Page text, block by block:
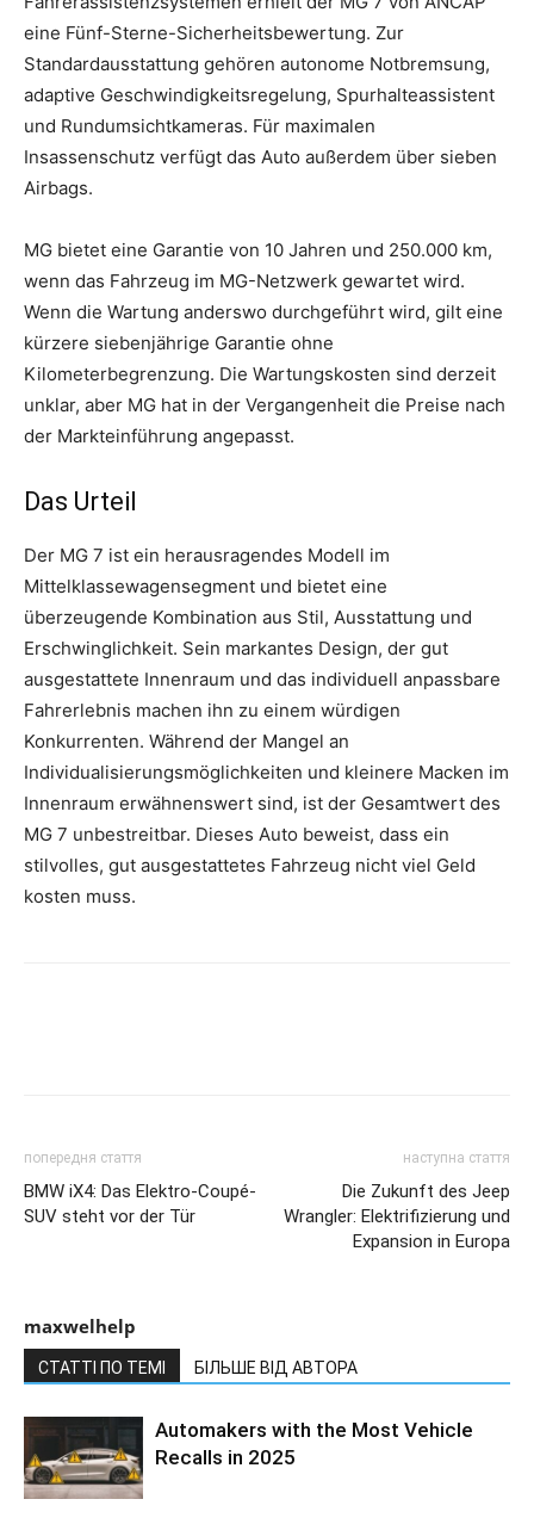
eine Fünf-Sterne-Sicherheitsbewertung. Zur
Standardausstattung gehören autonome Notbremsung,
adaptive Geschwindigkeitsregelung, Spurhalteassistent
und Rundumsichtkameras. Für maximalen
Insassenschutz verfügt das Auto außerdem über sieben
Airbags.
MG bietet eine Garantie von 10 Jahren und 250.000 km,
wenn das Fahrzeug im MG-Netzwerk gewartet wird.
Wenn die Wartung anderswo durchgeführt wird, gilt eine
kürzere siebenjährige Garantie ohne
Kilometerbegrenzung. Die Wartungskosten sind derzeit
unklar, aber MG hat in der Vergangenheit die Preise nach
der Markteinführung angepasst.
Das Urteil
Der MG 7 ist ein herausragendes Modell im
Mittelklassewagensegment und bietet eine
überzeugende Kombination aus Stil, Ausstattung und
Erschwinglichkeit. Sein markantes Design, der gut
ausgestattete Innenraum und das individuell anpassbare
Fahrerlebnis machen ihn zu einem würdigen
Konkurrenten. Während der Mangel an
Individualisierungsmöglichkeiten und kleinere Macken im
Innenraum erwähnenswert sind, ist der Gesamtwert des
MG 7 unbestreitbar. Dieses Auto beweist, dass ein
stilvolles, gut ausgestattetes Fahrzeug nicht viel Geld
kosten muss.
попередня стаття
BMW iX4: Das Elektro-Coupé-
SUV steht vor der Tür
наступна стаття
Die Zukunft des Jeep
Wrangler: Elektrifizierung und
Expansion in Europa
maxwelhelp
СТАТТІ ПО ТЕМІ БІЛЬШЕ ВІД АВТОРА
Automakers with the Most Vehicle
Recalls in 2025